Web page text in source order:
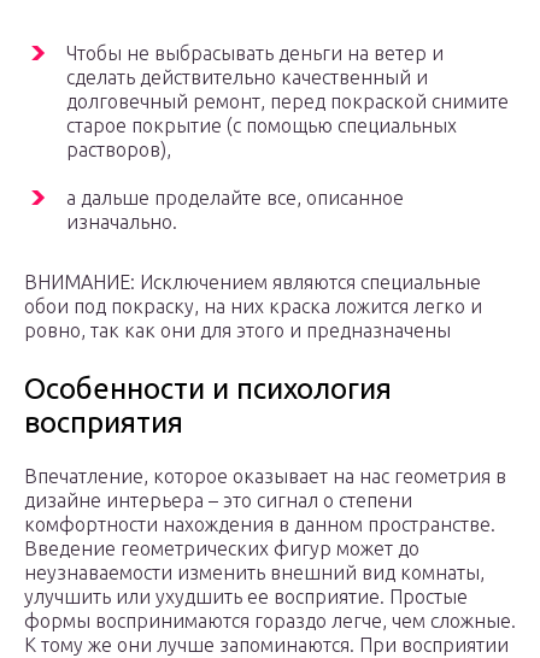
Чтобы не выбрасывать деньги на ветер и
сделать действительно качественный и
долговечный ремонт, перед покраской снимите
старое покрытие (с помощью специальных
растворов),
а дальше проделайте все, описанное
изначально.
ВНИМАНИЕ: Исключением являются специальные
обои под покраску, на них краска ложится легко и
ровно, так как они для этого и предназначены
Особенности и психология
восприятия
Впечатление, которое оказывает на нас геометрия в
дизайне интерьера – это сигнал о степени
комфортности нахождения в данном пространстве.
Введение геометрических фигур может до
неузнаваемости изменить внешний вид комнаты,
улучшить или ухудшить ее восприятие. Простые
формы воспринимаются гораздо легче, чем сложные.
К тому же они лучше запоминаются. При восприятии